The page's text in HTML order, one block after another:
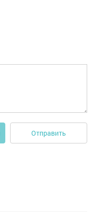
Отправить